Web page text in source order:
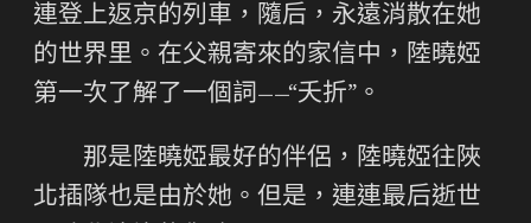
連登上返京的列車，隨后，永遠消散在她
的世界里。在父親寄來的家信中，陸曉婭
第一次了解了一個詞——“夭折”。
那是陸曉婭最好的伴侶，陸曉婭往陜
北插隊也是由於她。但是，連連最后逝世